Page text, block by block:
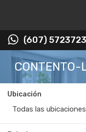
(607)
Ubicación
Todas las ubicaciones